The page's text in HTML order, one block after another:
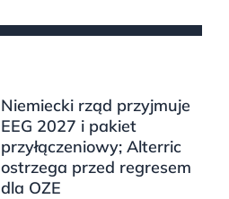
Niemiecki rząd przyjmuje
EEG 2027 i pakiet
przyłączeniowy; Alterric
ostrzega przed regresem
dla OZE